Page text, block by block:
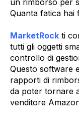
Quanta fatica hai
MarketRock ti
tutti gli oggetti
controllo di
Questo software
rapporti di
da poter tornare
venditore